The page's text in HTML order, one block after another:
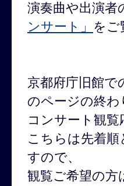
演奏曲や出演者
ンサート」 をご
京都府庁旧館で
のページの終
コンサート観
こちらは先着
すので、
観覧ご希望の